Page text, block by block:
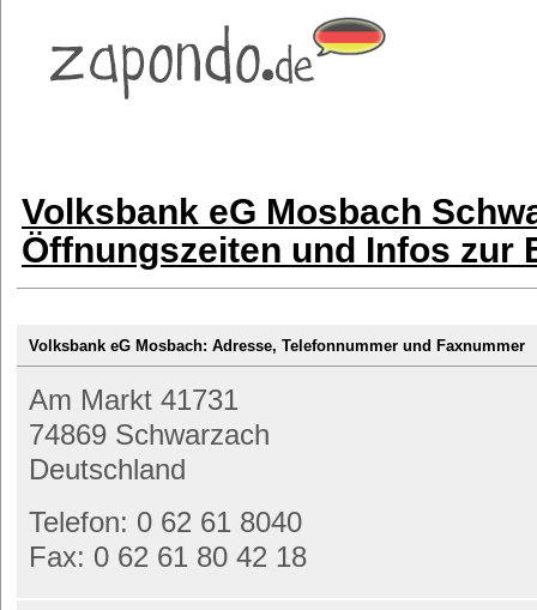
Volksbank eG Mosbach
Öffnungszeiten und Infos zur
Volksbank eG Mosbach: Adresse, Telefonnummer und Faxnummer
Am Markt 41731
74869 Schwarzach
Deutschland
Telefon: 0 62 61 8040
Fax: 0 62 61 80 42 18